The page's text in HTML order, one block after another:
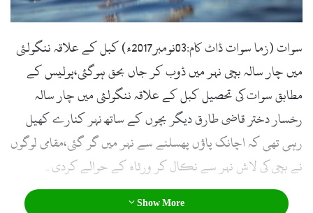
l
سوات (زما سوات ڈاٹ کام:03نومبر2017ء) کبل کے علاقہ ننگولئی
میں چار سالہ بچی نہر میں ڈوب کر جاں بحق ہوگئی،پولیس کے
مطابق سوات کی تحصیل کبل کے علاقہ ننگولئی میں چار سالہ
رخسار دختر قاضی طارق دیگر بچوں کے ساتھ نہر کنارے کھیل
رہی تھی کہ اچانک پاؤں پھسلنے سے نہر میں گر گئی،مقامی لوگوں
نے بچی کی لاش نہر سے نکال کر ورثاء کے حوالے کردی۔
Show More